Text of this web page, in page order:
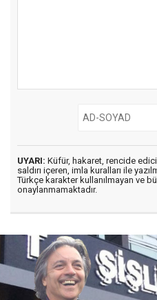
UYARI: Küfür, hakaret, rencide
saldırı içeren, imla kuralları ile
Türkçe karakter kullanılmayan ve
onaylanmamaktadır.